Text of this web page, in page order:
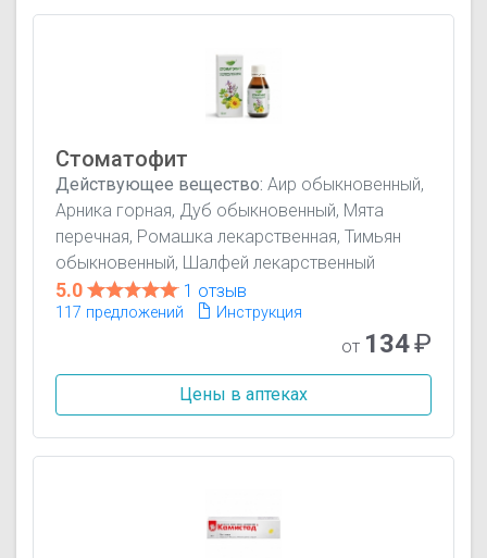
Стоматофит
Действующее вещество: Аир обыкновенный,
Арника горная, Дуб обыкновенный, Мята
перечная, Ромашка лекарственная, Тимьян
обыкновенный, Шалфей лекарственный
5.0 1 отзыв
117 предложений Инструкция
от 134₽
Цены в аптеках